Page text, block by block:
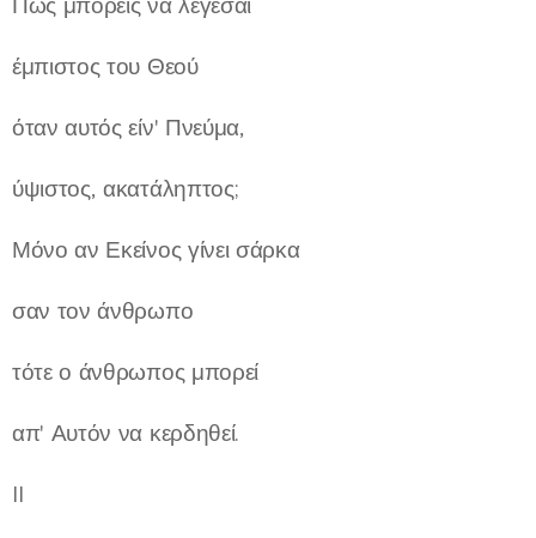
έμπιστος του Θεού
όταν αυτός είν' Πνεύμα,
ύψιστος, ακατάληπτος;
Μόνο αν Εκείνος γίνει σάρκα
σαν τον άνθρωπο
τότε ο άνθρωπος μπορεί
απ' Αυτόν να κερδηθεί.
II